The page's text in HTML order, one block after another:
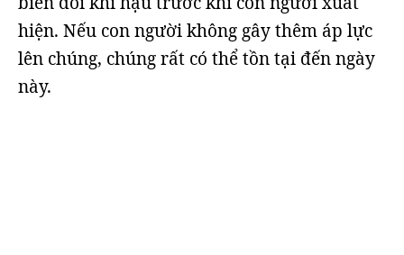
hiện. Nếu con người không gây thêm áp lực
lên chúng, chúng rất có thể tồn tại đến ngày
này.